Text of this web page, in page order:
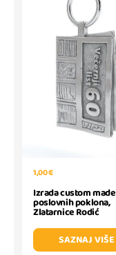
1,00 €
Izrada custom made
poslovnih poklona,
Zlatarnice Rodić
SAZNAJ VIŠE